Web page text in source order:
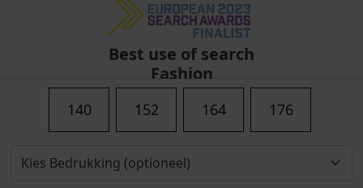
140 152 164 176
Best use of search
Fashion